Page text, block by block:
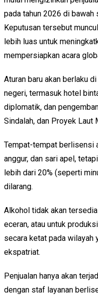
pada tahun 2026 di
Keputusan tersebut
lebih luas untuk
mempersiapkan acara
Aturan baru akan berlaku
negeri, termasuk hotel
diplomatik, dan
Sindalah, dan Proyek Laut
Tempat-tempat berlisensi
anggur, dan sari apel,
lebih dari 20% (seperti
dilarang.
Alkohol tidak akan
eceran, atau untuk
secara ketat pada wilayah
ekspatriat.
Penjualan hanya akan
dengan staf layanan